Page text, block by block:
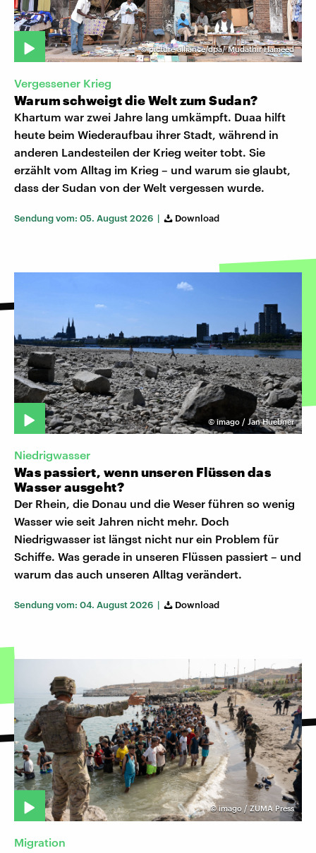
©picture alliance/dpa/ Mudathir Hameed
Vergessener Krieg
Warum schweigt die Welt zum Sudan?
Khartum war zwei Jahre lang umkämpft. Duaa hilft
heute beim Wiederaufbau ihrer Stadt, während in
anderen Landesteilen der Krieg weiter tobt. Sie
erzählt vom Alltag im Krieg – und warum sie glaubt,
dass der Sudan von der Welt vergessen wurde.
Sendung vom: 05. August 2026 | Download
©imago / Jan Huebner
Niedrigwasser
Was passiert, wenn unseren Flüssen das
Wasser ausgeht?
Der Rhein, die Donau und die Weser führen so wenig
Wasser wie seit Jahren nicht mehr. Doch
Niedrigwasser ist längst nicht nur ein Problem für
Schiffe. Was gerade in unseren Flüssen passiert – und
warum das auch unseren Alltag verändert.
Sendung vom: 04. August 2026 | Download
©imago / ZUMA Press
Migration